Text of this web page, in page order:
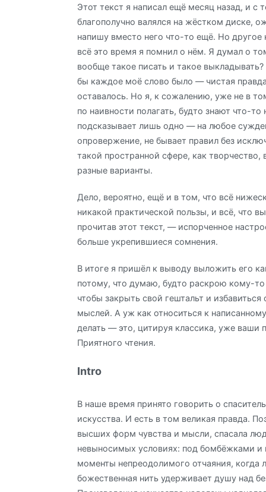
Этот текст я написал ещё месяц назад, и с
благополучно валялся на жёстком диске,
напишу вместо него что-то ещё. Но другое
всё это время я помнил о нём. Я думал о
вообще такое писать и такое
бы каждое моё слово было — чистая
оставалось. Но я, к сожалению, уже не в
по наивности полагать, будто знают что-то
подсказывает лишь одно — на любое
опровержение, не бывает правил без
такой пространной сфере, как
разные варианты.
Дело, вероятно, ещё и в том, что всё
никакой практической пользы, и всё, что
прочитав этот текст, — испорченное
больше укрепившиеся сомнения.
В итоге я пришёл к выводу выложить его
потому, что думаю, будто раскрою кому-то
чтобы закрыть свой гештальт и избавиться
мыслей. А уж как относиться к
делать — это, цитируя классика, уже ваши
Приятного чтения.
Intro
В наше время принято говорить о
искусства. И есть в том великая правда.
высших форм чувства и мысли, спасала
невыносимых условиях: под бомбёжками и
моменты непреодолимого отчаяния, когда
божественная нить удерживает душу над